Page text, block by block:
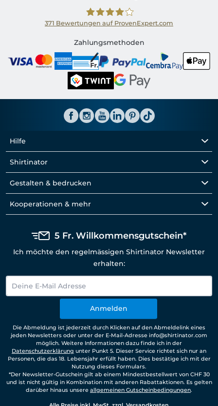
Shirtinator CH
371 Bewertungen auf ProvenExpert.com
Zahlungsmethoden
Hilfe
Shirtinator
Gestalten & bedrucken
Kooperationen & mehr
5 Fr. Willkommensgutschein*
Ich möchte den regelmässigen Shirtinator Newsletter
erhalten:
Anmelden
Die Abmeldung ist jederzeit durch Klicken auf den Abmeldelink eines
jeden Newsletters oder unter der E-Mail-Adresse info@shirtinator.com
möglich. Weitere Informationen dazu finde ich in der
Datenschutzerklärung unter Punkt 5. Dieser Service richtet sich nur an
Personen, die das 18. Lebensjahr erfüllt haben. Dies bestätige ich mit der
Nutzung dieses Formulars.
*Der Newsletter-Gutschein gilt ab einem Mindestbestellwert von CHF 30
und ist nicht gültig in Kombination mit anderen Rabattaktionen. Es gelten
darüber hinaus unsere allgemeinen Gutscheinbedingungen.